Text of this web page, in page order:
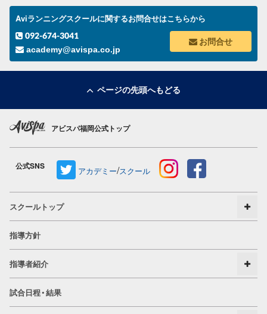
Aviランニングスクールに関するお問合せはこちらから
092-674-3041
academy@avispa.co.jp
お問合せ
ページの先頭へもどる
アビスパ福岡公式トップ
公式SNS アカデミー/スクール
スクールトップ
指導方針
指導者紹介
試合日程・結果